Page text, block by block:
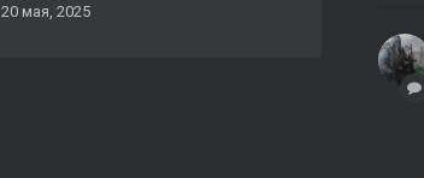
20 мая, 2025